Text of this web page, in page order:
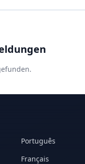
Português
Français